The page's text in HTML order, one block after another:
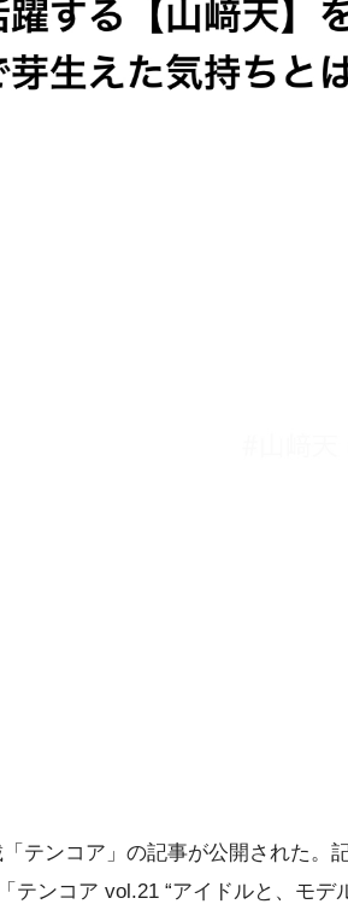
テンコア」の記事が公開された。
テンコア vol.21 “アイドルと、モデ